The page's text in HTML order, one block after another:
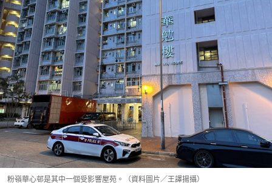
粉嶺華心邨是其中一個受影響屋苑。（資料圖片／王譯揚攝）